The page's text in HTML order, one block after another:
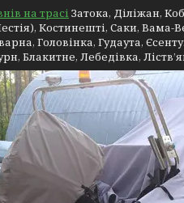
на трасі Затока, Діліжан,
Костинешті, Саки, Вама-
Головінка, Гудаута,
Блакитне, Лебедівка,